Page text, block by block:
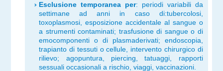
Esclusione temporanea per: periodi variabili da
settimane ad anni in caso di:tubercolosi,
toxoplasmosi, esposizione accidentale al sangue o
a strumenti contaminati; trasfusione di sangue o di
emocomponenti o di plasmaderivati; endoscopia,
trapianto di tessuti o cellule, intervento chirurgico di
rilievo; agopuntura, piercing, tatuaggi, rapporti
sessuali occasionali a rischio, viaggi, vaccinazioni.